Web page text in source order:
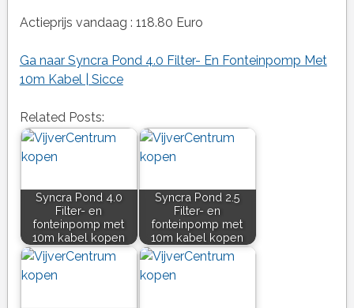
Actieprijs vandaag : 118.80 Euro
Ga naar Syncra Pond 4.0 Filter- En Fonteinpomp Met
10m Kabel | Sicce
Related Posts:
Syncra Pond 4.0
Filter- en
fonteinpomp met
10m kabel kopen
Syncra Pond 2.5
Filter- en
fonteinpomp met
10m kabel kopen